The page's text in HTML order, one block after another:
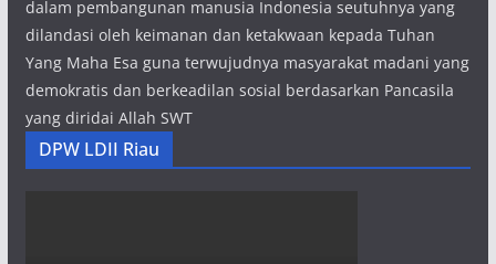
dalam pembangunan manusia Indonesia seutuhnya yang
dilandasi oleh keimanan dan ketakwaan kepada Tuhan
Yang Maha Esa guna terwujudnya masyarakat madani yang
demokratis dan berkeadilan sosial berdasarkan Pancasila
yang diridai Allah SWT
DPW LDII Riau